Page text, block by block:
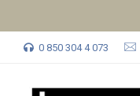
0 850 304 4 073